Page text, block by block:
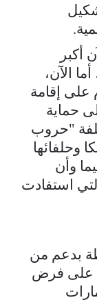
أكبر
الآن،
على إقامة
حماية
"حروب
وحلفائها
وأن
استفادت
بدعم من
على فرض